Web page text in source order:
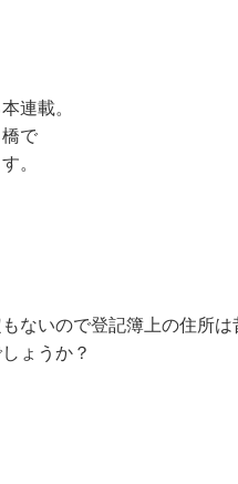
連載。
で
。
ないので登記簿上の住所は
ょうか？